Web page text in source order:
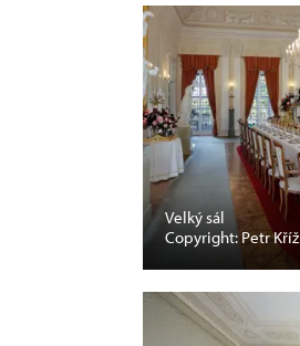
Velký sál
Copyright: Petr Kříž